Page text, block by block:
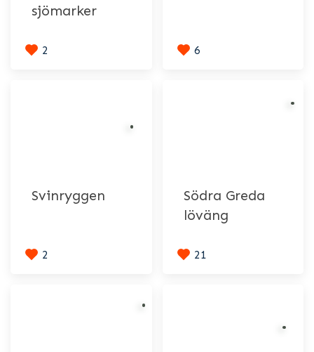
sjömarker
2 6
Svinryggen
2
Södra Greda
löväng
21